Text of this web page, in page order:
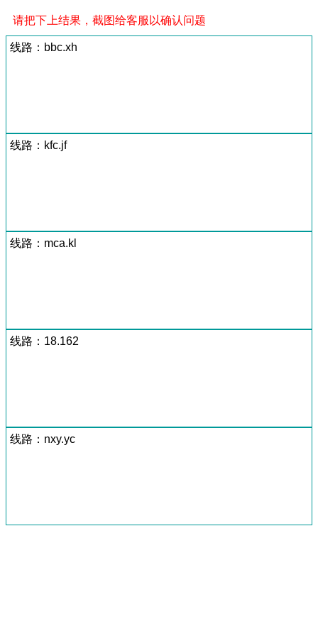
请把下上结果，截图给客服以确认问题
线路：bbc.xh
线路：kfc.jf
线路：mca.kl
线路：18.162
线路：nxy.yc